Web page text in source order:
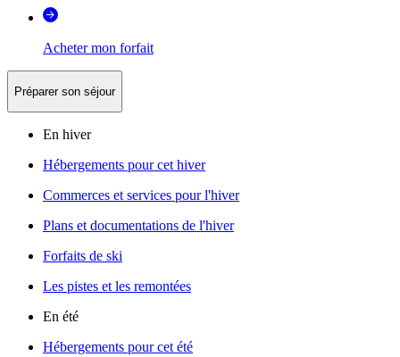
Acheter mon forfait
Préparer son séjour
En hiver
Hébergements pour cet hiver
Commerces et services pour l'hiver
Plans et documentations de l'hiver
Forfaits de ski
Les pistes et les remontées
En été
Hébergements pour cet été